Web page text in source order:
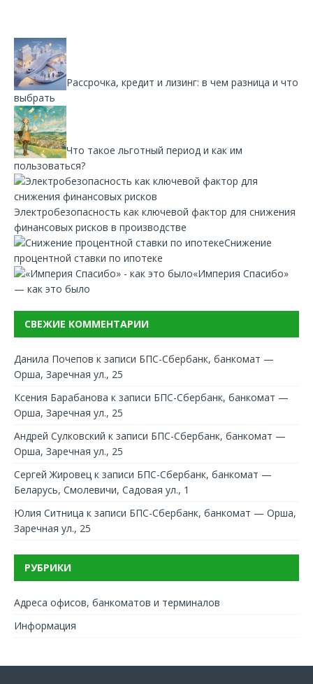
Рассрочка, кредит и лизинг: в чем разница и что
выбрать
Что такое льготный период и как им
пользоваться?
Электробезопасность как ключевой фактор для снижения
финансовых рисков в производстве
Снижение
процентной ставки по ипотеке
«Империя Спасибо»
— как это было
СВЕЖИЕ КОММЕНТАРИИ
Данила Почепов к записи БПС-Сбербанк, банкомат —
Орша, Заречная ул., 25
Ксения Барабанова к записи БПС-Сбербанк, банкомат —
Орша, Заречная ул., 25
Андрей Сулковский к записи БПС-Сбербанк, банкомат —
Орша, Заречная ул., 25
Сергей Жировец к записи БПС-Сбербанк, банкомат —
Беларусь, Смолевичи, Садовая ул., 1
Юлия Ситница к записи БПС-Сбербанк, банкомат — Орша,
Заречная ул., 25
РУБРИКИ
Адреса офисов, банкоматов и терминалов
Информация